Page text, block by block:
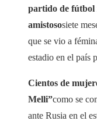
partido de fútbol
amistososiete
que se vio a
estadio en el país
Cientos de
Melli”como se
ante Rusia en el